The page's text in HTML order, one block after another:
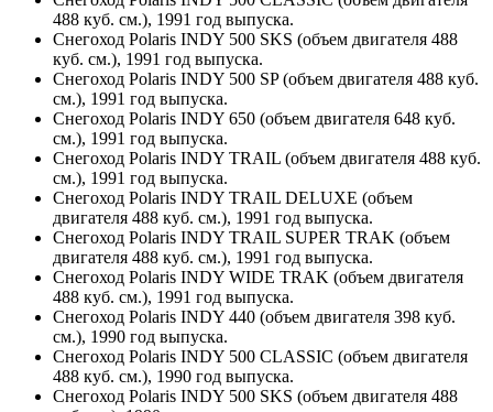
488 куб. см.), 1991 год выпуска.
Снегоход Polaris INDY 500 SKS (объем двигателя 488
куб. см.), 1991 год выпуска.
Снегоход Polaris INDY 500 SP (объем двигателя 488 куб.
см.), 1991 год выпуска.
Снегоход Polaris INDY 650 (объем двигателя 648 куб.
см.), 1991 год выпуска.
Снегоход Polaris INDY TRAIL (объем двигателя 488 куб.
см.), 1991 год выпуска.
Снегоход Polaris INDY TRAIL DELUXE (объем
двигателя 488 куб. см.), 1991 год выпуска.
Снегоход Polaris INDY TRAIL SUPER TRAK (объем
двигателя 488 куб. см.), 1991 год выпуска.
Снегоход Polaris INDY WIDE TRAK (объем двигателя
488 куб. см.), 1991 год выпуска.
Снегоход Polaris INDY 440 (объем двигателя 398 куб.
см.), 1990 год выпуска.
Снегоход Polaris INDY 500 CLASSIC (объем двигателя
488 куб. см.), 1990 год выпуска.
Снегоход Polaris INDY 500 SKS (объем двигателя 488